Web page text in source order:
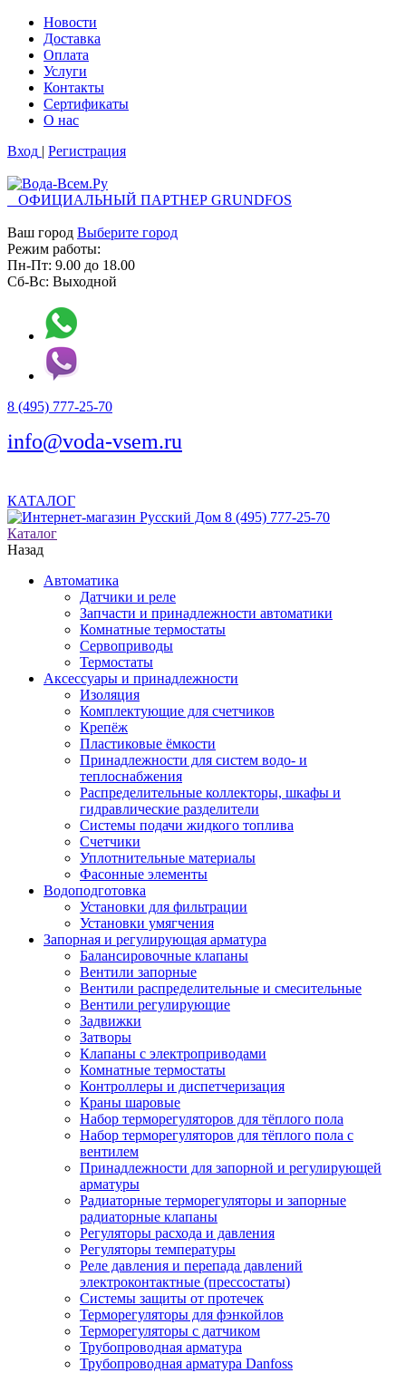
Новости
Доставка
Оплата
Услуги
Контакты
Cертификаты
О нас
Вход | Регистрация
ОФИЦИАЛЬНЫЙ ПАРТНЕР GRUNDFOS
Ваш город Выберите город
Режим работы:
Пн-Пт: 9.00 до 18.00
Сб-Вс: Выходной
8 (495) 777-25-70
info@voda-vsem.ru
КАТАЛОГ
8 (495) 777-25-70
Каталог
Назад
Автоматика
Датчики и реле
Запчасти и принадлежности автоматики
Комнатные термостаты
Сервоприводы
Термостаты
Аксессуары и принадлежности
Изоляция
Комплектующие для счетчиков
Крепёж
Пластиковые ёмкости
Принадлежности для систем водо- и
теплоснабжения
Распределительные коллекторы, шкафы и
гидравлические разделители
Системы подачи жидкого топлива
Счетчики
Уплотнительные материалы
Фасонные элементы
Водоподготовка
Установки для фильтрации
Установки умягчения
Запорная и регулирующая арматура
Балансировочные клапаны
Вентили запорные
Вентили распределительные и смесительные
Вентили регулирующие
Задвижки
Затворы
Клапаны с электроприводами
Комнатные термостаты
Контроллеры и диспетчеризация
Краны шаровые
Набор терморегуляторов для тёплого пола
Набор терморегуляторов для тёплого пола с
вентилем
Принадлежности для запорной и регулирующей
арматуры
Радиаторные терморегуляторы и запорные
радиаторные клапаны
Регуляторы расхода и давления
Регуляторы температуры
Реле давления и перепада давлений
электроконтактные (прессостаты)
Системы защиты от протечек
Терморегуляторы для фэнкойлов
Терморегуляторы с датчиком
Трубопроводная арматура
Трубопроводная арматура Danfoss